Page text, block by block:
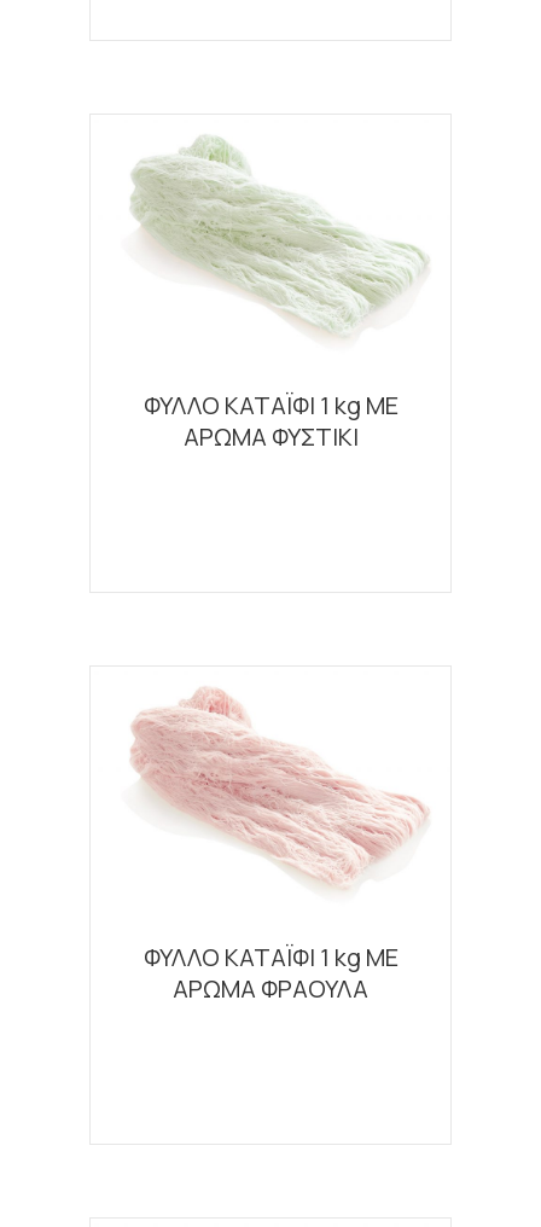
ΦΥΛΛΟ ΚΑΤΑΪΦΙ 1 kg ΜΕ
ΑΡΩΜΑ ΦΥΣΤΙΚΙ
ΦΥΛΛΟ ΚΑΤΑΪΦΙ 1 kg ΜΕ
ΑΡΩΜΑ ΦΡΑΟΥΛΑ